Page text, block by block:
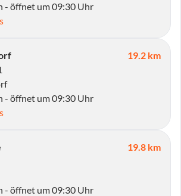
- öffnet um 09:30 Uhr
19.2 km
- öffnet um 09:30 Uhr
19.8 km
- öffnet um 09:30 Uhr